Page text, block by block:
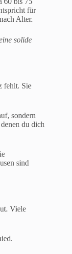
für
Alter.
solide
fehlt. Sie
sondern
du dich
sind
Viele